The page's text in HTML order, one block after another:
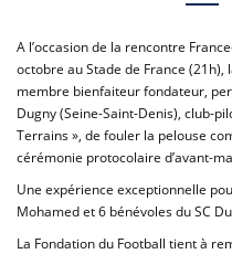
A l’occasion de la rencontre
octobre au Stade de France (21h),
membre bienfaiteur fondateur,
Dugny (Seine-Saint-Denis), club-
Terrains », de fouler la pelouse
cérémonie protocolaire d’avant-
Une expérience exceptionnelle
Mohamed et 6 bénévoles du SC
La Fondation du Football tient à